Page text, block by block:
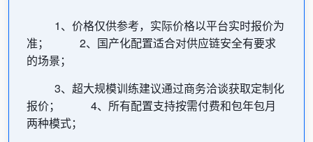
1、价格仅供参考，实际价格以平台实时报价为
准；
2、国产化配置适合对供应链安全有要求
的场景；
3、超大规模训练建议通过商务洽谈获取定制化
报价；
4、所有配置支持按需付费和包年包月
两种模式；